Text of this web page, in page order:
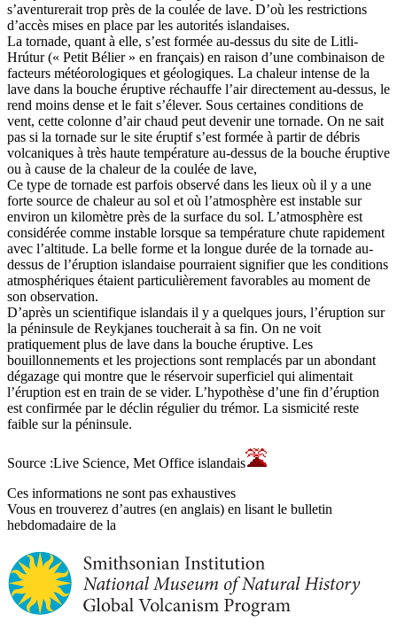
s’aventurerait trop près de la coulée de lave. D’où les restrictions
d’accès mises en place par les autorités islandaises.
La tornade, quant à elle, s’est formée au-dessus du site de Litli-
Hrútur (« Petit Bélier » en français) en raison d’une combinaison de
facteurs météorologiques et géologiques. La chaleur intense de la
lave dans la bouche éruptive réchauffe l’air directement au-dessus, le
rend moins dense et le fait s’élever. Sous certaines conditions de
vent, cette colonne d’air chaud peut devenir une tornade. On ne sait
pas si la tornade sur le site éruptif s’est formée à partir de débris
volcaniques à très haute température au-dessus de la bouche éruptive
ou à cause de la chaleur de la coulée de lave,
Ce type de tornade est parfois observé dans les lieux où il y a une
forte source de chaleur au sol et où l’atmosphère est instable sur
environ un kilomètre près de la surface du sol. L’atmosphère est
considérée comme instable lorsque sa température chute rapidement
avec l’altitude. La belle forme et la longue durée de la tornade au-
dessus de l’éruption islandaise pourraient signifier que les conditions
atmosphériques étaient particulièrement favorables au moment de
son observation.
D’après un scientifique islandais il y a quelques jours, l’éruption sur
la péninsule de Reykjanes toucherait à sa fin. On ne voit
pratiquement plus de lave dans la bouche éruptive. Les
bouillonnements et les projections sont remplacés par un abondant
dégazage qui montre que le réservoir superficiel qui alimentait
l’éruption est en train de se vider. L’hypothèse d’une fin d’éruption
est confirmée par le déclin régulier du trémor. La sismicité reste
faible sur la péninsule.
Source :Live Science, Met Office islandais
Ces informations ne sont pas exhaustives
Vous en trouverez d’autres (en anglais) en lisant le bulletin
hebdomadaire de la